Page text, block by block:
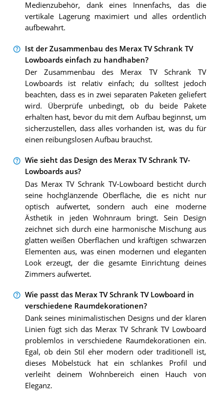
Medienzubehör, dank eines Innenfachs, das die
vertikale Lagerung maximiert und alles ordentlich
aufbewahrt.
Ist der Zusammenbau des Merax TV Schrank TV
Lowboards einfach zu handhaben?
Der Zusammenbau des Merax TV Schrank TV
Lowboards ist relativ einfach; du solltest jedoch
beachten, dass es in zwei separaten Paketen geliefert
wird. Überprüfe unbedingt, ob du beide Pakete
erhalten hast, bevor du mit dem Aufbau beginnst, um
sicherzustellen, dass alles vorhanden ist, was du für
einen reibungslosen Aufbau brauchst.
Wie sieht das Design des Merax TV Schrank TV-
Lowboards aus?
Das Merax TV Schrank TV-Lowboard besticht durch
seine hochglänzende Oberfläche, die es nicht nur
optisch aufwertet, sondern auch eine moderne
Ästhetik in jeden Wohnraum bringt. Sein Design
zeichnet sich durch eine harmonische Mischung aus
glatten weißen Oberflächen und kräftigen schwarzen
Elementen aus, was einen modernen und eleganten
Look erzeugt, der die gesamte Einrichtung deines
Zimmers aufwertet.
Wie passt das Merax TV Schrank TV Lowboard in
verschiedene Raumdekorationen?
Dank seines minimalistischen Designs und der klaren
Linien fügt sich das Merax TV Schrank TV Lowboard
problemlos in verschiedene Raumdekorationen ein.
Egal, ob dein Stil eher modern oder traditionell ist,
dieses Möbelstück hat ein schlankes Profil und
verleiht deinem Wohnbereich einen Hauch von
Eleganz.